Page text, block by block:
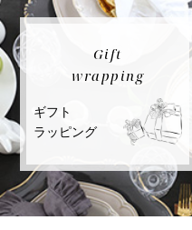
Gift
wrapping
ギフト
ラッピング